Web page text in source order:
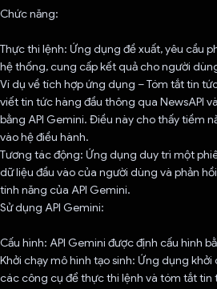
Chức năng:
Thực thi lệnh: Ứng dụng đề xuất, yêu cầu
hệ thống, cung cấp kết quả cho người
Ví dụ về tích hợp ứng dụng – Tóm tắt tin
viết tin tức hàng đầu thông qua NewsAPI
bằng API Gemini. Điều này cho thấy tiềm
vào hệ điều hành.
Tương tác động: Ứng dụng duy trì một
dữ liệu đầu vào của người dùng và phản
tính năng của API Gemini.
Sử dụng API Gemini:
Cấu hình: API Gemini được định cấu hình
Khởi chạy mô hình tạo sinh: Ứng dụng
các công cụ để thực thi lệnh và tóm tắt tin